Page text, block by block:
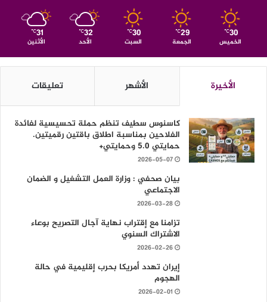
30
℃
الخميس
29
℃
الجمعة
30
℃
السبت
32
℃
الأحد
31
℃
الأثنين
الأخيرة الأشهر تعليقات
كاسنوس سطيف تنظم حملة تحسيسية لفائدة
الفلاحين بمناسبة اطلاق باقتين رقميتين.
حمايتي 5.0 وحمايتي+
2026-05-07
بيان صحفي : وزارة العمل التشغيل و الضمان
الاجتماعي
2026-03-28
تزامنا مع إقتراب نهاية آجال التصريح بوعاء
الاشتراك السنوي
2026-02-26
إيران تهدد أمريكا بحرب إقليمية في حالة
الهجوم
2026-02-01